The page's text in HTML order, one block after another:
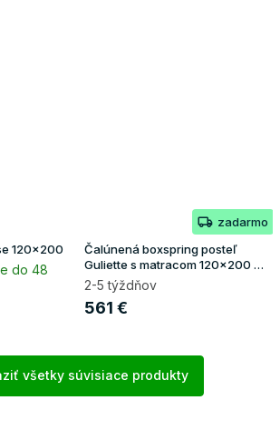
120x200
do 48
zadarmo
Čalúnená boxspring posteľ
Guliette s matracom 120x200 -
ružová
2-5 týždňov
561 €
všetky súvisiace produkty